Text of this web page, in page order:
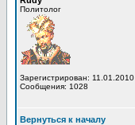
Политолог
Зарегистрирован: 11.01.2010
Сообщения: 1028
Вернуться к началу